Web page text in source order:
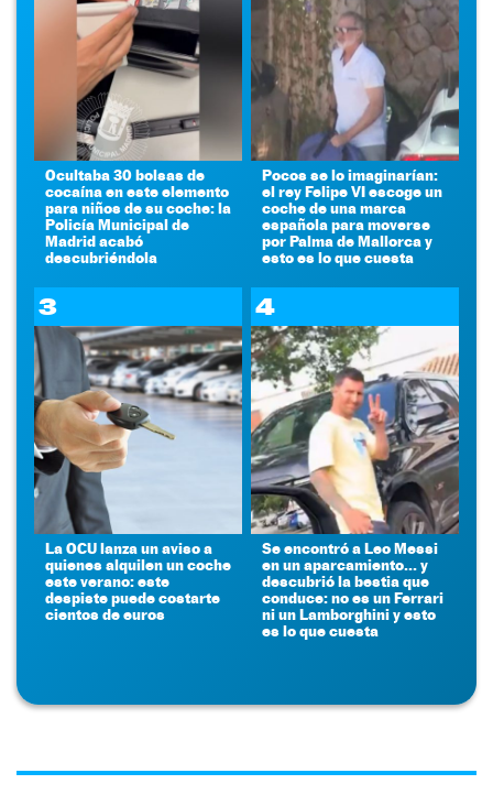
Ocultaba 30 bolsas de
cocaína en este elemento
para niños de su coche: la
Policía Municipal de
Madrid acabó
descubriéndola
Pocos se lo imaginarían:
el rey Felipe VI escoge un
coche de una marca
española para moverse
por Palma de Mallorca y
esto es lo que cuesta
3
La OCU lanza un aviso a
quienes alquilen un coche
este verano: este
despiste puede costarte
cientos de euros
4
Se encontró a Leo Messi
en un aparcamiento... y
descubrió la bestia que
conduce: no es un Ferrari
ni un Lamborghini y esto
es lo que cuesta